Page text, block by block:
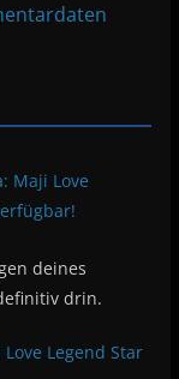
Maji Love
deines
drin.
Legend Star